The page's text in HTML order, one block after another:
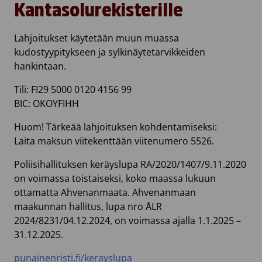
ovat nähtävissä kyseisissä kanavissa myös EU:n ulkopuolella.
Miten tietojani suojataan?
Tietojen käsittely on rajattu niiden käyttöön oikeutettujen
ammattilaisten tehtäväksi. Heidät on koulutettu
tietojärjestelmien käyttöön sekä tietosuojan ja –turvan
varmistettu salasanoin ja/tai automaattiseen luotettavaan
tunnistautumiseen perustuen. Paperiset dokumentit pidetään
lukituissa kaapeissa. Tietojärjestelmien toimittajien kanssa on
laadittu kirjalliset sopimukset, joissa on sovittu tietosuojaa
koskevista käytännöistä, kuten salassapidosta ja tietojen
hävittämisestä.
Tehdäänkö tietojeni perusteella profilointia tai automaattista
päätöksentekoa?
Tietojen perusteella ei tehdä profilointia tai automatisoituja
päätöksiä.
Kuinka kauan tietojani säilytetään?
Yhteystietoja säilytetään niin kauan kuin ne ovat tarpeellisia
pysyvästi.
Kantasolurekisterille
Lahjoitukset käytetään muun muassa
kudostyypitykseen ja sylkinäytetarvikkeiden
hankintaan.
Tili: FI29 5000 0120 4156 99
BIC: OKOYFIHH
Huom! Tärkeää lahjoituksen kohdentamiseksi:
Laita maksun viitekenttään viitenumero 5526.
Poliisihallituksen keräyslupa RA/2020/1407/9.11.2020
on voimassa toistaiseksi, koko maassa lukuun
ottamatta Ahvenanmaata. Ahvenanmaan
maakunnan hallitus, lupa nro ÅLR
2024/8231/04.12.2024, on voimassa ajalla 1.1.2025 –
31.12.2025.
punainenristi.fi/kerayslupa